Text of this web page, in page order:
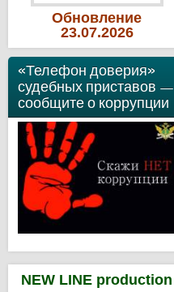
Обновление
23.07.2026
«Телефон доверия»
судебных приставов —
сообщите о коррупции
NEW LINE production